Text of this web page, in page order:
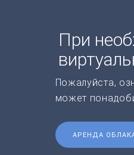
При
Пожалуйста,
может
АРЕНДА